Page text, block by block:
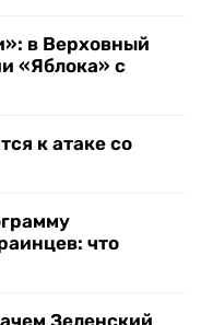
в Верховный
«Яблока» с
к атаке со
что
Зеленский